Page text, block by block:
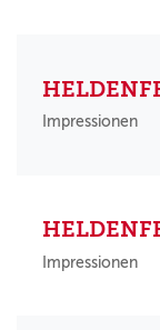
Impressionen
Impressionen